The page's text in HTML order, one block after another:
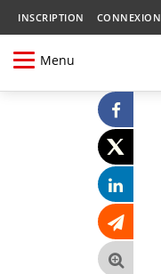
INSCRIPTION CONNEXION
Menu